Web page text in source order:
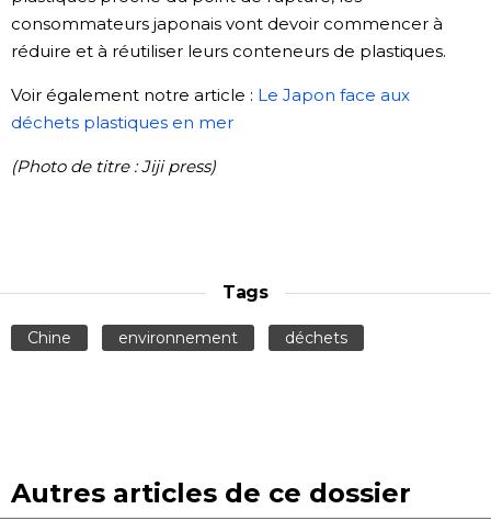
consommateurs japonais vont devoir commencer à
réduire et à réutiliser leurs conteneurs de plastiques.
Voir également notre article : Le Japon face aux
déchets plastiques en mer
(Photo de titre : Jiji press)
Tags
Chine environnement déchets
Autres articles de ce dossier